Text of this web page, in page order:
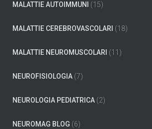
MALATTIE AUTOIMMUNI (15)
MALATTIE CEREBROVASCOLARI (18)
MALATTIE NEUROMUSCOLARI (11)
NEUROFISIOLOGIA (7)
NEUROLOGIA PEDIATRICA (2)
NEUROMAG BLOG (6)